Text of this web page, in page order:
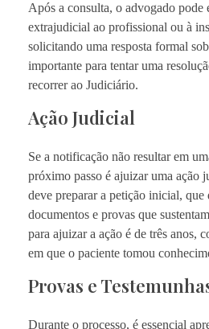
Após a consulta, o advogado pode
extrajudicial ao profissional ou à
solicitando uma resposta formal
importante para tentar uma
recorrer ao Judiciário.
Ação Judicial
Se a notificação não resultar em
próximo passo é ajuizar uma ação
deve preparar a petição inicial,
documentos e provas que
para ajuizar a ação é de três anos,
em que o paciente tomou
Provas e
Durante o processo, é essencial